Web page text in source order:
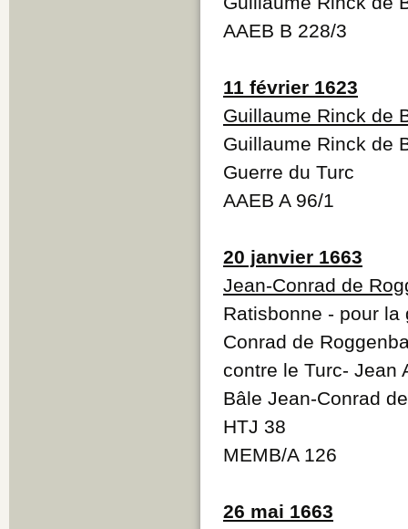
AAEB B 228/3
11 février 1623
Guillaume Rinck de
Guillaume Rinck de
Guerre du Turc
AAEB A 96/1
20 janvier 1663
Jean-Conrad de
Ratisbonne - pour
Conrad de
contre le Turc- Jean
Bâle Jean-Conrad
HTJ 38
MEMB/A 126
26 mai 1663